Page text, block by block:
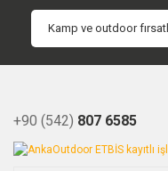
+90 (542) 807 6585